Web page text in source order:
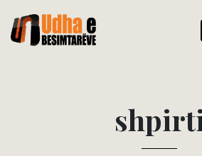
shpirt